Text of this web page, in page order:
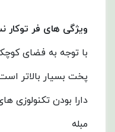
ویژگی های فر توکار
با توجه به فضای
پخت بسیار بالاتر
دارا بودن تکنولوزی
مبله